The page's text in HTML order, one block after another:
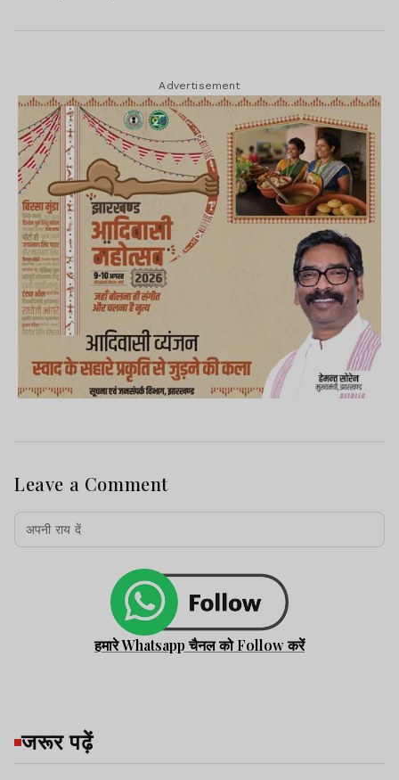
Advertisement
Leave a Comment
हमारे Whatsapp चैनल को Follow करें
जरूर पढ़ें